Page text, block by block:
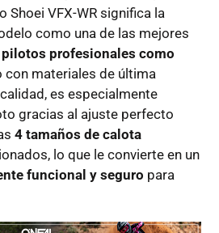
Shoei VFX-WR significa la
como una de las mejores
profesionales como
con materiales de última
es especialmente
gracias al ajuste perfecto
4 tamaños de calota
lo que le convierte en un
funcional y seguro para